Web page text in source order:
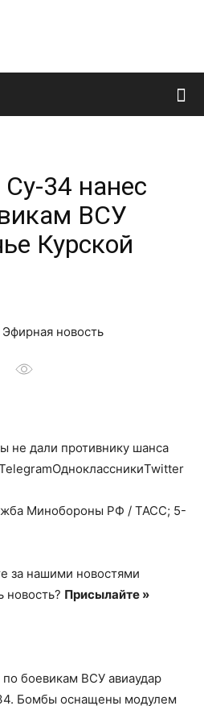
Французский
и
о
34 нанес
ВСУ
Курской
новость
не дали противнику шанса
Минобороны РФ / ТАСС; 5-
за нашими новостями
новость? Присылайте »
боевикам ВСУ авиаудар
Бомбы оснащены модулем